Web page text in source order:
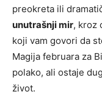
preokreta ili
unutrašnji mir, kroz
koji vam govori da
Magija februara za
polako, ali ostaje
život.